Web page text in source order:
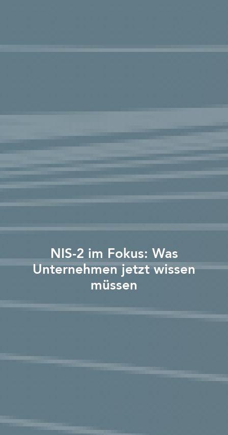
NIS-2 im Fokus: Was
Unternehmen jetzt wissen
müssen